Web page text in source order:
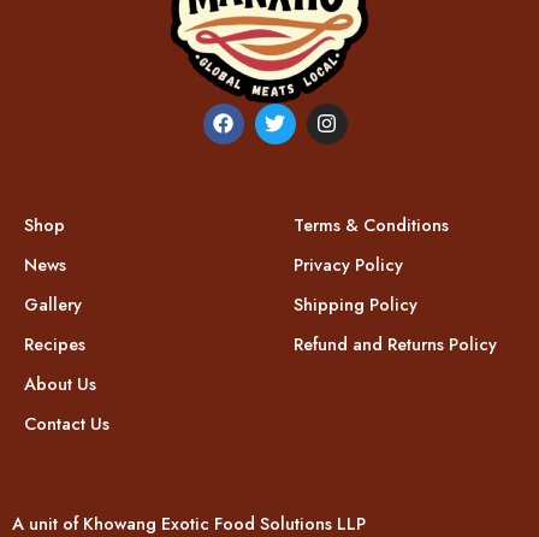
Shop
News
Gallery
Recipes
About Us
Contact Us
Terms & Conditions
Privacy Policy
Shipping Policy
Refund and Returns Policy
A unit of Khowang Exotic Food Solutions LLP